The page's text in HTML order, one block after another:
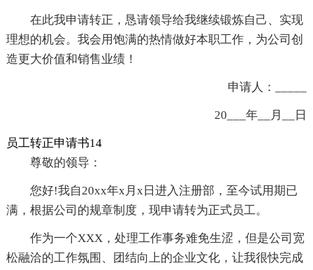
在此我申请转正，恳请领导给我继续锻炼自己、实现
理想的机会。我会用饱满的热情做好本职工作，为公司创
造更大价值和销售业绩！
申请人：_____
20___年__月__日
员工转正申请书14
尊敬的领导：
您好!我自20xx年x月x日进入注册部，至今试用期已
满，根据公司的规章制度，现申请转为正式员工。
作为一个XXX，处理工作事务难免生涩，但是公司宽
松融洽的工作氛围、团结向上的企业文化，让我很快完成